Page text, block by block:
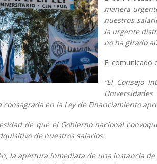
manera
nuestros
la urgente
no ha girado
El comunicado
“El Consejo
en la Ley de Financiamiento
de que el Gobierno nacional
de nuestros salarios.
la apertura inmediata de una instancia